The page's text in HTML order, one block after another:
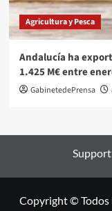
Agricultura y Pesca
Andalucía ha
1.425 M€ entre
GabinetedePrensa
Support
Copyright © Todos